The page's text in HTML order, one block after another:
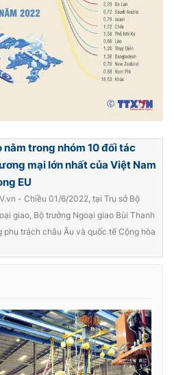
Infographic
Shorts video
Bất động sản
Tấm lòng Việt
Vươn mình bằng AI
VTV8
nằm trong nhóm 10 đối tác
mại lớn nhất của Việt Nam
EU
- Chiều 01/6/2022, tại Trụ sở Bộ
giao, Bộ trưởng Ngoại giao Bùi Thanh
phụ trách châu Âu và quốc tế Cộng hòa